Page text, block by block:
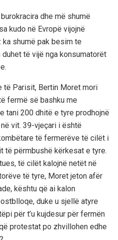
dhe më shumë
kudo në Evropë vijojnë
shumë pak besim te
të vijë nga konsumatorët
të Parisit, Bertin Moret mori
fermë së bashku me
tani 200 dhitë e tyre prodhojnë
vit. 39-vjeçari i është
të fermerëve të cilët i
të përmbushë kërkesat e tyre.
të cilët kalojnë netët në
të tyre, Moret jeton afër
kështu që ai kalon
duke u sjellë atyre
për t’u kujdesur për fermën
protestat po zhvillohen edhe